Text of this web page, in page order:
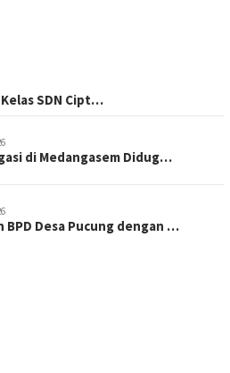
SDN Cipt…
di Medangasem Didug…
BPD Desa Pucung dengan …